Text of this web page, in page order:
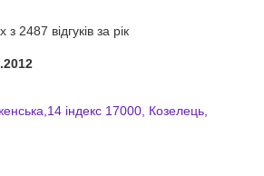
2487 відгуків за рік
індекс 17000, Козелець,